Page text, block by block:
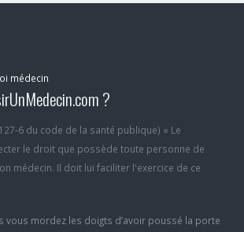
médecin
?
6 du code de la santé publique) « Le
le droit que possède toute personne de
médecin. Il doit lui faciliter l'exercice de ce
vous mordez les doigts d’avoir poussé la porte